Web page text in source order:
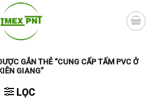
GẮN THẺ “CUNG CẤP TẤM PVC Ở
GIANG”
LỌC